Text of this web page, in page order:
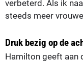
verbeterd. Als ik
steeds meer
Druk bezig op de
Hamilton geeft aan